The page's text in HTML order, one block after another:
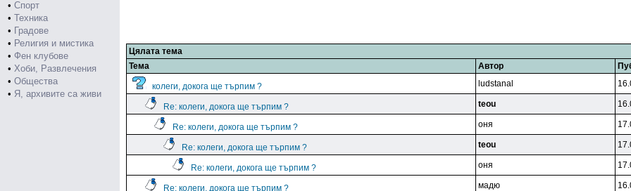
• Спорт
• Техника
• Градове
• Религия и мистика
• Фен клубове
• Хоби, Развлечения
• Общества
• Я, архивите са живи
Цялата тема
Тема
Автор
колеги, докога ще търпим ? ludstanal
Re: колеги, докога ще търпим ? teou
Re: колеги, докога ще търпим ? oня
Re: колеги, докога ще търпим ? teou
Re: колеги, докога ще търпим ? oня
Re: колеги, докога ще търпим ? мaдю